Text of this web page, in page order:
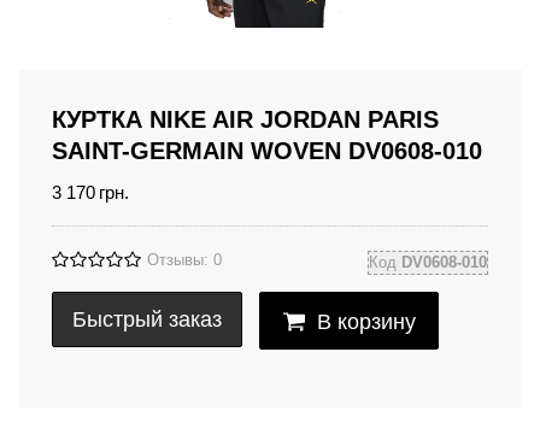
КУРТКА NIKE AIR JORDAN PARIS
SAINT-GERMAIN WOVEN DV0608-010
3 170 грн.
Отзывы: 0 Код DV0608-010
Быстрый заказ В корзину